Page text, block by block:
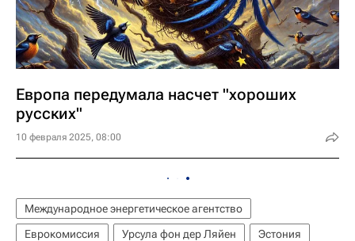
Европа передумала насчет "хороших
русских"
10 февраля 2025, 08:00
Международное энергетическое агентство
Еврокомиссия
Урсула фон дер Ляйен
Эстония